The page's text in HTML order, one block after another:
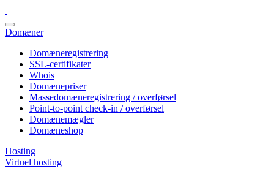
Domæner
Domæneregistrering
SSL-certifikater
Whois
Domænepriser
Massedomæneregistrering / overførsel
Point-to-point check-in / overførsel
Domænemægler
Domæneshop
Hosting
Virtuel hosting